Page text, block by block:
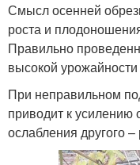
Смысл осенней
роста и
Правильно
высокой
При неправильном
приводит к усилению
ослабления другого